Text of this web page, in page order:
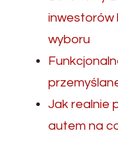
inwestorów
wyboru
Jak realnie
autem na